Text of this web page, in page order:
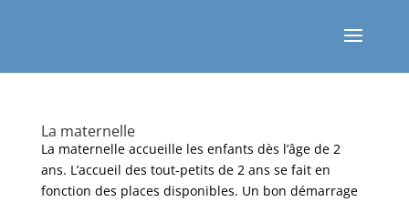
La maternelle
La maternelle accueille les enfants dès l’âge de 2
ans. L’accueil des tout-petits de 2 ans se fait en
fonction des places disponibles. Un bon démarrage